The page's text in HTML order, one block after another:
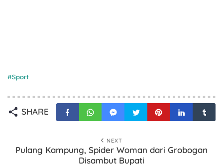
Sport
SHARE
NEXT
Pulang Kampung, Spider Woman dari Grobogan
Disambut Bupati